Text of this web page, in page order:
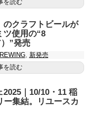
を読む
のクラフトビールが
ツ使用の“8
”発売
, 新発売
を読む
｜10/10・11 稲
ー集結。リユースカ